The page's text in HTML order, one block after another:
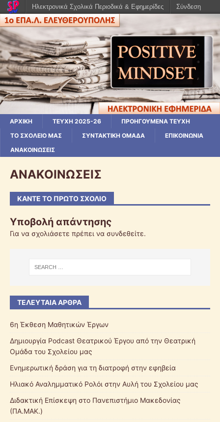
ΑΡΧΙΚΗ ΤΕΥΧΗ 2025-26
ΠΡΟΗΓΟΥΜΕΝΑ ΤΕΥΧΗ
ΤΟ ΣΧΟΛΕΙΟ ΜΑΣ
ΣΥΝΤΑΚΤΙΚΗ ΟΜΑΔΑ
ΕΠΙΚΟΙΝΩΝΙΑ
ΑΝΑΚΟΙΝΩΣΕΙΣ
ΑΝΑΚΟΙΝΩΣΕΙΣ
ΚΆΝΤΕ ΤΟ ΠΡΏΤΟ ΣΧΌΛΙΟ
Υποβολή απάντησης
Για να σχολιάσετε πρέπει να συνδεθείτε.
ΤΕΛΕΥΤΑΊΑ ΆΡΘΡΑ
6η Έκθεση Μαθητικών Έργων
Δημιουργία Podcast Θεατρικού Έργου από την Θεατρική
Ομάδα του Σχολείου μας
Ενημερωτική δράση για τη διατροφή στην εφηβεία
Ηλιακό Αναλημματικό Ρολόι στην Αυλή του Σχολείου μας
Διδακτική Επίσκεψη στο Πανεπιστήμιο Μακεδονίας
(ΠΑ.ΜΑΚ.)
Ηλεκτρονικά Σχολικά Περιοδικά & Εφημερίδες Σύνδεση